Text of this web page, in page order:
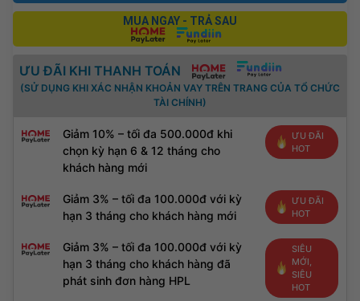
MUA NGAY - TRẢ SAU
ƯU ĐÃI KHI THANH TOÁN
(SỬ DỤNG KHI XÁC NHẬN KHOẢN VAY TRÊN TRANG CỦA TỔ CHỨC
TÀI CHÍNH)
Giảm 10% – tối đa 500.000đ khi
chọn kỳ hạn 6 & 12 tháng cho
khách hàng mới
ƯU ĐÃI
HOT
Giảm 3% – tối đa 100.000đ với kỳ
hạn 3 tháng cho khách hàng mới
ƯU ĐÃI
HOT
Giảm 3% – tối đa 100.000đ với kỳ
hạn 3 tháng cho khách hàng đã
phát sinh đơn hàng HPL
SIÊU
MỚI,
SIÊU
HOT